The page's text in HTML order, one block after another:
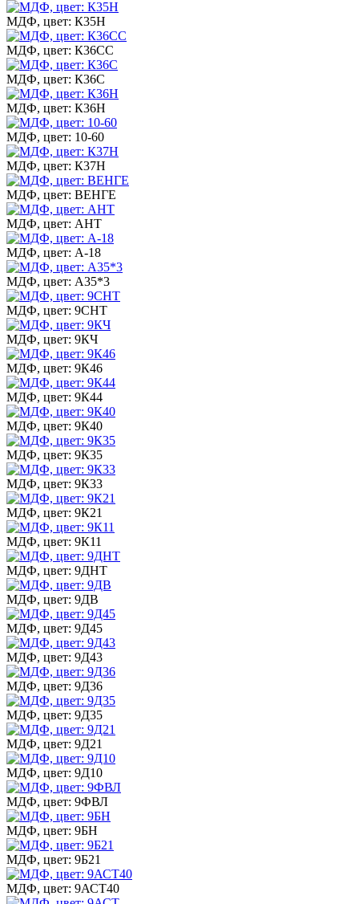
МДФ, цвет: К35Н
МДФ, цвет: К36СС
МДФ, цвет: К36С
МДФ, цвет: К36Н
МДФ, цвет: 10-60
МДФ, цвет: К37Н
МДФ, цвет: ВЕНГЕ
МДФ, цвет: АНТ
МДФ, цвет: А-18
МДФ, цвет: А35*3
МДФ, цвет: 9СНТ
МДФ, цвет: 9КЧ
МДФ, цвет: 9К46
МДФ, цвет: 9К44
МДФ, цвет: 9К40
МДФ, цвет: 9К35
МДФ, цвет: 9К33
МДФ, цвет: 9К21
МДФ, цвет: 9К11
МДФ, цвет: 9ДНТ
МДФ, цвет: 9ДВ
МДФ, цвет: 9Д45
МДФ, цвет: 9Д43
МДФ, цвет: 9Д36
МДФ, цвет: 9Д35
МДФ, цвет: 9Д21
МДФ, цвет: 9Д10
МДФ, цвет: 9ФВЛ
МДФ, цвет: 9БН
МДФ, цвет: 9Б21
МДФ, цвет: 9АСТ40